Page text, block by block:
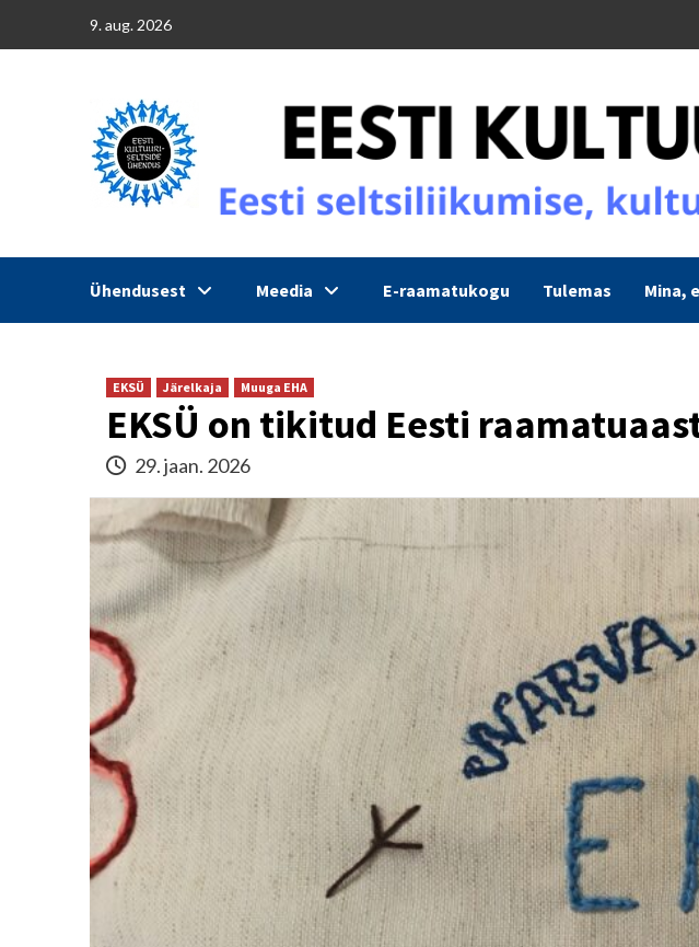
9. aug. 2026
Ühendusest Meedia E-raamatukogu Tulemas Mina,
EKSÜ Järelkaja Muuga EHA
EKSÜ on tikitud Eesti
29. jaan. 2026